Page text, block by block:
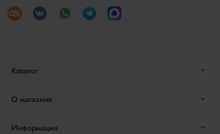
Каталог
О магазине
Информация